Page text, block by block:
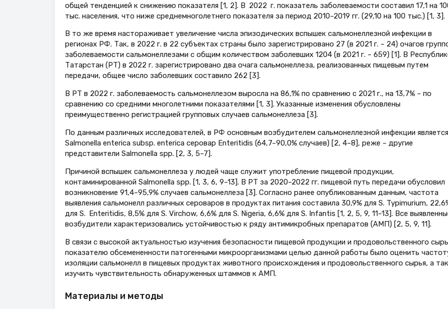
общей тенденцией к снижению показателя [1, 2]. В 2022 г. показатель заболеваемости составил 17,1 на
тыс. населения, что ниже среднемноголетнего показателя за период 2010–2019 гг. (29,10 на 100 тыс.) [1, 3].
В то же время настораживает увеличение числа эпизодических вспышек сальмонеллезной инфекции в
регионах РФ. Так, в 2022 г. в 22 субъектах страны было зарегистрировано 27 (в 2021 г. – 24) очагов
заболеваемости сальмонеллезами с общим количеством заболевших 1204 (в 2021 г. – 659) [1]. В
Татарстан (РТ) в 2022 г. зарегистрировано два очага сальмонеллеза, реализованных пищевым путем
передачи, общее число заболевших составило 262 [3].
В РТ в 2022 г. заболеваемость сальмонеллезом выросла на 86,1% по сравнению с 2021 г., на 13,7% – по
сравнению со средними многолетними показателями [1, 3]. Указанные изменения обусловлены
преимущественно регистрацией групповых случаев сальмонеллеза [3].
По данным различных исследователей, в РФ основным возбудителем сальмонеллезной инфекции является
Salmonella enterica subsp. enterica серовар Enteritidis (64,7–90,0% случаев) [2, 4–8], реже – другие
представители Salmonella spp. [2, 3, 5–7].
Причиной вспышек сальмонеллеза у людей чаще служит употребление пищевой продукции,
контаминированной Salmonella spp. [1, 3, 6, 9–13]. В РТ за 2020–2022 гг. пищевой путь передачи обусловил
возникновение 91,4–95,9% случаев сальмонеллеза [3]. Согласно ранее опубликованным данным, частота
выявления сальмонелл различных сероваров в продуктах питания составила 30,9% для S. Typimurium,
для S. Enteritidis, 8,5% для S. Virchow, 6,6% для S. Nigeria, 6,6% для S. Infantis [1, 2, 5, 9, 11–13]. Все
возбудители характеризовались устойчивостью к ряду антимикробных препаратов (АМП) [2, 5, 9, 11].
В связи с высокой актуальностью изучения безопасности пищевой продукции и продовольственного
показателю обсемененности патогенными микроорганизмами целью данной работы было оценить
изоляции сальмонелл в пищевых продуктах животного происхождения и продовольственного сырья, а
изучить чувствительность обнаруженных штаммов к АМП.
Материалы и методы